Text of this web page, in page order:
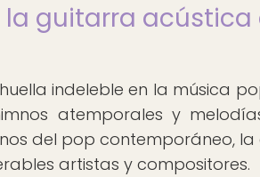
guitarra acústica
indeleble en la música
atemporales y
del pop contemporáneo,
artistas y compositores.